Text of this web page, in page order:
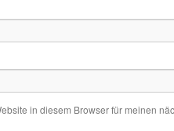
in diesem Browser für meinen